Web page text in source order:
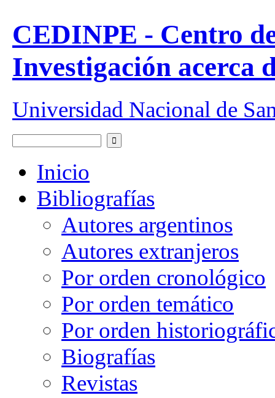
CEDINPE - Centro
Investigación acerca
Universidad Nacional de
Formulario de búsqueda
Inicio
Bibliografías
Autores argentinos
Autores extranjeros
Por orden cronológico
Por orden temático
Por orden
Biografías
Revistas